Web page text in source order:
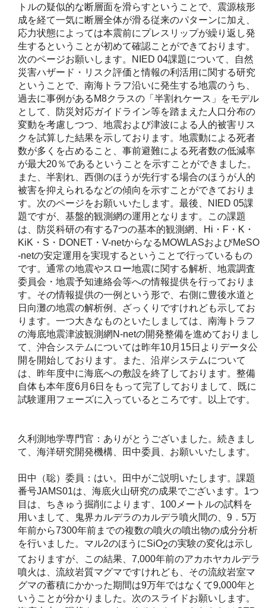
トルの疑似的な断層面を滑らすということで、震源核形
成を経て一気に断層全体が滑る従来のパターンに加え、
応力状態によっては本震前にプレスリップが繰り返し発
生するということが初めて確認ことができております。
次のページお願いします。NIED 04課題について、自然
災害ハザード・リスク評価と情報の利活用に関する研究
ということで、南海トラフ沿いに発生する地震のうち、
過去に事例があるM8クラスの「半割れケース」をモデル
として、防災対応ガイドライン等を踏まえた人口分布の
変動を考慮しつつ、地震および津波による人的被害リス
クを試算した結果を示しております。地震動による死者
数が多くを占めること、事前避難による死者数の低減率
が最大20％であるということを示すことができました。
また、半割れ、西側のほうが先行する場合のほうが人的
被害を抑えられるなどの傾向を示すことができておりま
す。次のページをお願いいたします。最後、NIED 05課
題ですが、基盤的観測網の運用となります。この課題
は、防災科研の有する7つの基本的観測網、Hi・F・K・
KiK・S・DONET・V-netからなるMOWLASおよびMeSO
-netの安定運用を実現するということで行っているもの
です。通常の地震やスロー地震に関する解析、地震調査
委員会・地震予知連絡会等への情報提供を行っておりま
す。その情報提供の一例という形で、右側に豊後水道と
日向灘の地震の解析例、ざっくりですけれども示してお
ります。一つ大きなものといたしましては、南海トラフ
の海底地震津波観測網N-netの開発整備を進めておりまし
て、沖合システムについては昨年10月15日よりデータ公
開を開始しております。また、沿岸システムについて
は、昨年度中に海底への敷設を終了しております。整備
自体も本年度6月6日をもって完了しておりまして、既に
試験運用フェーズに入っているところです。以上です。
久利測地学専門官：ありがとうございました。続きまし
て、海洋研究開発機構、田中委員、お願いいたします。
田中（聡）委員：はい。田中がご説明いたします。課題
番号JAMS01は、海底火山研究の成果でございます。1つ
目は、ちきゅう掘削によります、100メートルの試料を
用いまして、鬼界カルデラのカルデラ噴火間の、9．5万
年前から7300年前までの複数の噴火の噴出物の成分分析
を行いました。マル2のほうにSiO2の実験の変化は示し
ておりますが、この結果、7,000年前のアカホヤカルデラ
噴火は、流紋岩質マグマですけれども、その流紋岩室マ
グマの蓄積にかかった期間は9万年ではなくて9,000年と
いうことが分かりました。次のスライドお願いします。